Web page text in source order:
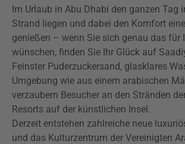
Im Urlaub in Abu Dhabi den ganzen Tag
Strand liegen und dabei den Komfort
genießen – wenn Sie sich genau das für
wünschen, finden Sie Ihr Glück auf
Feinster Puderzuckersand, glasklares
Umgebung wie aus einem arabischen
verzaubern Besucher an den Stränden
Resorts auf der künstlichen Insel.
Derzeit entstehen zahlreiche neue
und das Kulturzentrum der Vereinigten